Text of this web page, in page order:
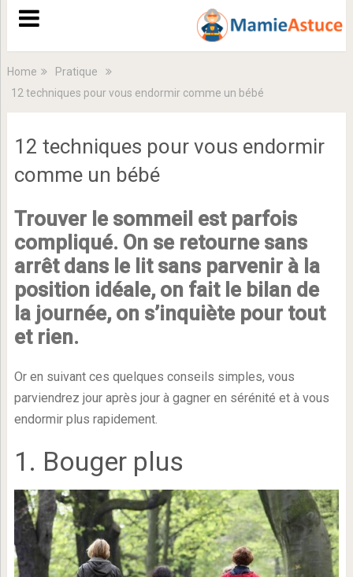
Home
Pratique
12 techniques pour vous endormir comme un bébé
12 techniques pour vous endormir
comme un bébé
Trouver le sommeil est parfois
compliqué. On se retourne sans
arrêt dans le lit sans parvenir à la
position idéale, on fait le bilan de
la journée, on s’inquiète pour tout
et rien.
Or en suivant ces quelques conseils simples, vous
parviendrez jour après jour à gagner en sérénité et à vous
endormir plus rapidement.
1. Bouger plus